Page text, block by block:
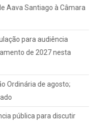
Aava Santiago à Câmara
para audiência
de 2027 nesta
Ordinária de agosto;
pública para discutir